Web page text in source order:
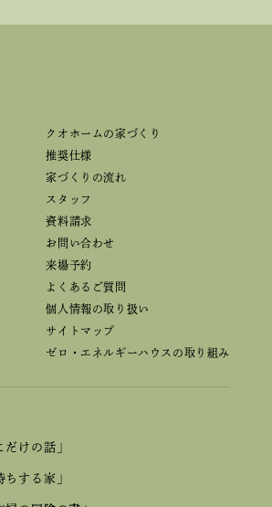
クオホームの家づくり
推奨仕様
家づくりの流れ
スタッフ
資料請求
お問い合わせ
来場予約
よくあるご質問
個人情報の取り扱い
サイトマップ
ゼロ・エネルギーハウスの取り組み
けの話」
する家」